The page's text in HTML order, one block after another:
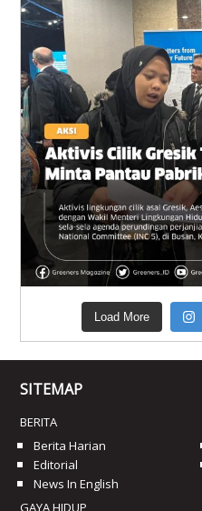
Load More
SITEMAP
BERITA
Berita Harian
Editorial
News In English
GAYA HIDUP